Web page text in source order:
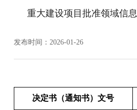
重大建设项目批准领域信息
发布时间：2026-01-26
决定书（通知书）文号